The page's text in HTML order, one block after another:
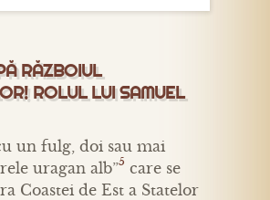
RĂZBOIUL
ROLUL LUI SAMUEL
un fulg, doi sau mai
uragan alb”5 care se
Coastei de Est a Statelor